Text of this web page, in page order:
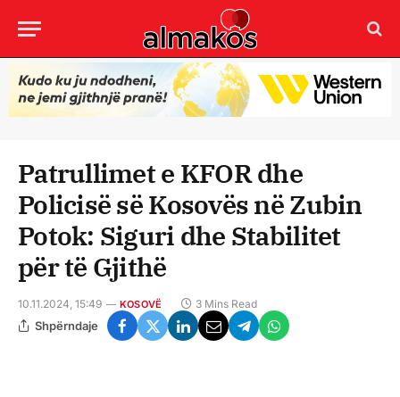
Patrullimet e KFOR dhe
Policisë së Kosovës në Zubin
Potok: Siguri dhe Stabilitet
për të Gjithë
10.11.2024, 15:49 KOSOVË 3 Mins Read
Shpërndaje